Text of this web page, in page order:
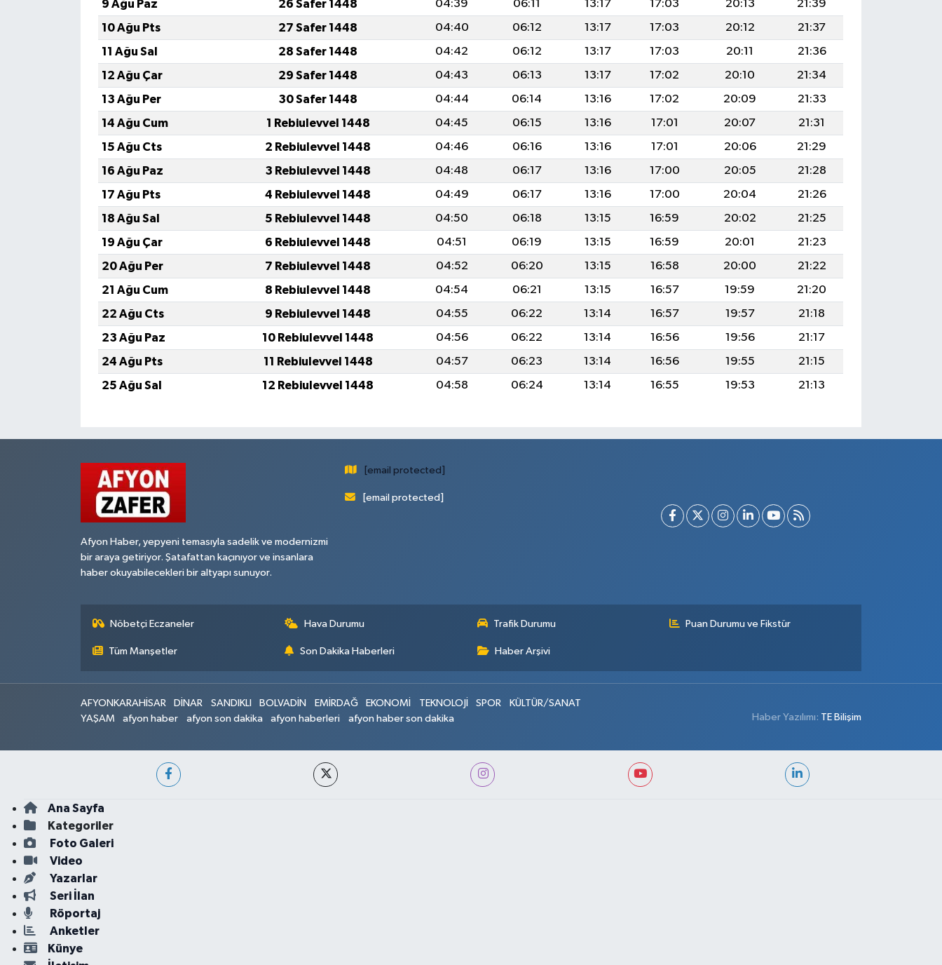
9 Ağu Paz
26 Safer 1448 04:39 06:11 13:17 17:03 20:13
21:39
10 Ağu Pts
27 Safer 1448 04:40 06:12 13:17 17:03 20:12
21:37
11 Ağu Sal
28 Safer 1448 04:42 06:12 13:17 17:03 20:11
21:36
12 Ağu Çar
29 Safer 1448 04:43 06:13 13:17 17:02 20:10
21:34
13 Ağu Per
30 Safer 1448 04:44 06:14 13:16 17:02 20:09
21:33
14 Ağu Cum
1 Rebiulevvel 1448 04:45 06:15 13:16 17:01 20:07
21:31
15 Ağu Cts
2 Rebiulevvel 1448 04:46 06:16 13:16 17:01 20:06
21:29
16 Ağu Paz
3 Rebiulevvel 1448 04:48 06:17 13:16 17:00 20:05
21:28
17 Ağu Pts
4 Rebiulevvel 1448 04:49 06:17 13:16 17:00 20:04
21:26
18 Ağu Sal
5 Rebiulevvel 1448 04:50 06:18 13:15 16:59 20:02
21:25
19 Ağu Çar
6 Rebiulevvel 1448 04:51 06:19 13:15 16:59 20:01
21:23
20 Ağu Per
7 Rebiulevvel 1448 04:52 06:20 13:15 16:58 20:00
21:22
21 Ağu Cum
8 Rebiulevvel 1448 04:54 06:21 13:15 16:57 19:59
21:20
22 Ağu Cts
9 Rebiulevvel 1448 04:55 06:22 13:14 16:57 19:57
21:18
23 Ağu Paz
10 Rebiulevvel 1448 04:56 06:22 13:14 16:56 19:56
21:17
24 Ağu Pts
11 Rebiulevvel 1448 04:57 06:23 13:14 16:56 19:55
21:15
25 Ağu Sal
12 Rebiulevvel 1448 04:58 06:24 13:14 16:55 19:53 21:13
Afyon Haber, yepyeni temasıyla sadelik ve modernizmi
bir araya getiriyor. Şatafattan kaçınıyor ve insanlara
haber okuyabilecekleri bir altyapı sunuyor.
[email protected]
[email protected]
Nöbetçi Eczaneler Hava Durumu Trafik Durumu Puan Durumu ve Fikstür
Tüm Manşetler Son Dakika Haberleri Haber Arşivi
AFYONKARAHİSAR DİNAR SANDIKLI BOLVADİN EMİRDAĞ EKONOMİ TEKNOLOJİ SPOR
KÜLTÜR/SANAT
YAŞAM
afyon haber afyon son dakika afyon haberleri afyon haber son dakika Haber Yazılımı: TE Bilişim
Ana Sayfa
Kategoriler
Foto Galeri
Video
Yazarlar
Seri İlan
Röportaj
Anketler
Künye